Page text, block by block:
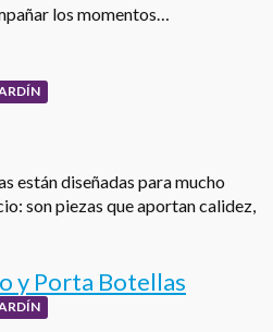
los momentos…
están diseñadas para mucho
son piezas que aportan calidez,
y Porta Botellas